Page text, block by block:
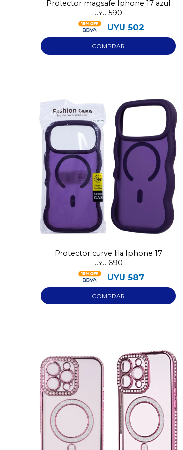
Protector magsafe Iphone 17 azul
UYU 590
UYU 502
Protector curve lila Iphone 17
UYU 690
UYU 587